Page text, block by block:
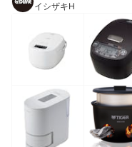
ガジン
イシザキH